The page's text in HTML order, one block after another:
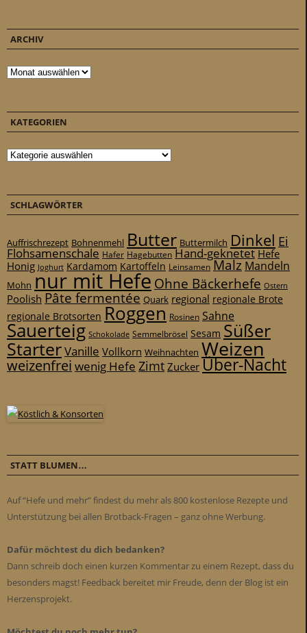
b
e
n
h
g
o
m
e
n
,
d
a
d
e
r
c
t
t
d
i
e
k
t
w
ARCHIV
Archiv
KATEGORIEN
Kategorien
SCHLAGWÖRTER
Auffrischrezept Bohnenmehl Butter Buttermilch Dinkel Ei
Flohsamenschale Hafer Hagebutten Hand-geknetet Hefe
Honig Joghurt Kardamom Kartoffeln Leinsamen Malz Mandeln
Mohn nur mit Hefe Ohne Bäckerhefe Ostern
Poolish Pâte fermentée Quark regional regionale Brote
regionale Brotsorten Roggen Rosinen Sahne
Sauerteig Schokolade Semmelbrösel Sesam Süßer
StarterVanille Vollkorn Weihnachten Weizen
weizenfrei wenig Hefe ZimtZuckerÜber-Nacht
STATT BLUMEN…
Auf “Hefe und mehr” findest du mehr als 800 kostenlose Rezepte und
Unterstützung bei allen Brotback-Fragen – ganz ohne Werbung.
Dafür möchtest du dich bedanken?
Dann schreib doch einen kurzen Kommentar zu einem Rezept, dass du
besonders magst! Feedback bereitet mir Freude, denn der Blog ist ein
Herzensprojekt.